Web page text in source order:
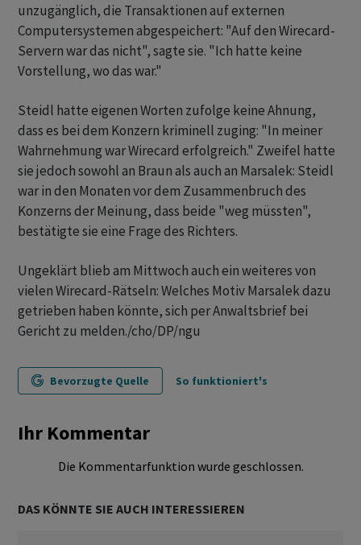
unzugänglich, die Transaktionen auf externen
Computersystemen abgespeichert: "Auf den Wirecard-
Servern war das nicht", sagte sie. "Ich hatte keine
Vorstellung, wo das war."
Steidl hatte eigenen Worten zufolge keine Ahnung,
dass es bei dem Konzern kriminell zuging: "In meiner
Wahrnehmung war Wirecard erfolgreich." Zweifel hatte
sie jedoch sowohl an Braun als auch an Marsalek: Steidl
war in den Monaten vor dem Zusammenbruch des
Konzerns der Meinung, dass beide "weg müssten",
bestätigte sie eine Frage des Richters.
Ungeklärt blieb am Mittwoch auch ein weiteres von
vielen Wirecard-Rätseln: Welches Motiv Marsalek dazu
getrieben haben könnte, sich per Anwaltsbrief bei
Gericht zu melden./cho/DP/ngu
Bevorzugte Quelle So funktioniert's
Ihr Kommentar
Die Kommentarfunktion wurde geschlossen.
DAS KÖNNTE SIE AUCH INTERESSIEREN